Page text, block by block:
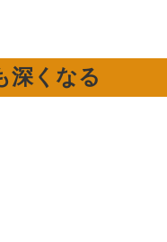
深くなる